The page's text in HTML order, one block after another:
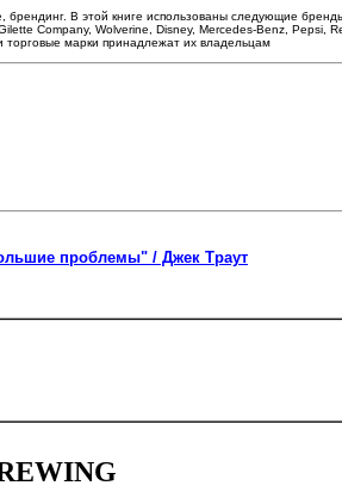
В этой книге использованы следующие
Company, Wolverine, Disney, Mercedes-Benz,
торговые марки принадлежат их владельцам
проблемы" / Джек Траут